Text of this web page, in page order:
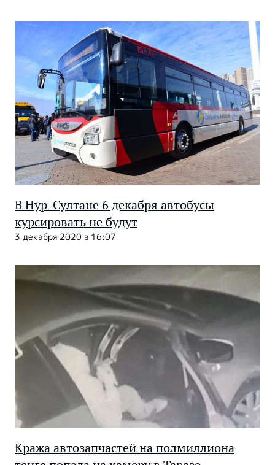
В Нур-Султане 6 декабря автобусы
курсировать не будут
3 декабря 2020 в 16:07
Кража автозапчастей на полмиллиона